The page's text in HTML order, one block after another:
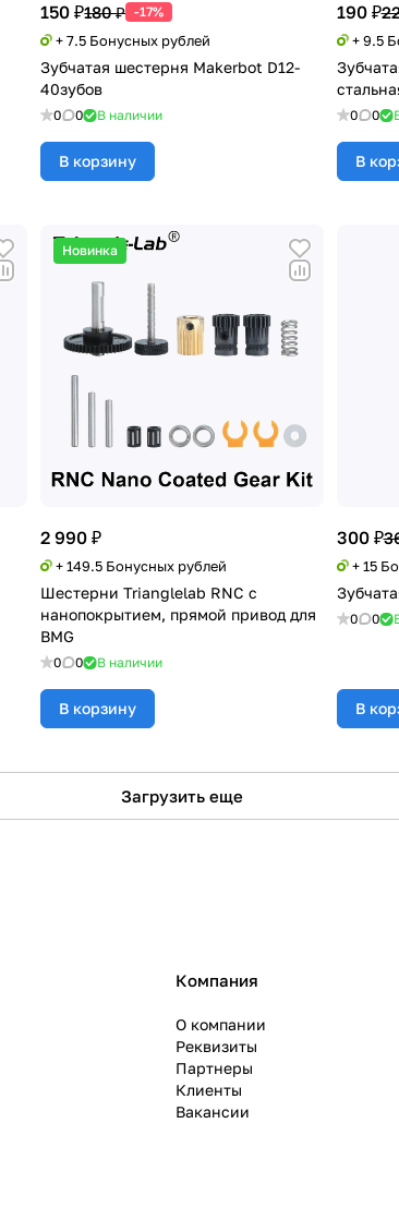
150 ₽180 ₽ -17%
+ 7.5 Бонусных рублей
Зубчатая шестерня Makerbot D12-
40зубов
0 0 В наличии
В корзину
190 ₽
+ 9.5
0 0
В
Новинка
2 990 ₽
+ 149.5 Бонусных рублей
Шестерни Trianglelab RNC с
нанопокрытием, прямой привод для
BMG
0 0 В наличии
В корзину
300 ₽
+ 15
0 0
В
Загрузить еще
Компания
О компании
Реквизиты
Партнеры
Клиенты
Вакансии